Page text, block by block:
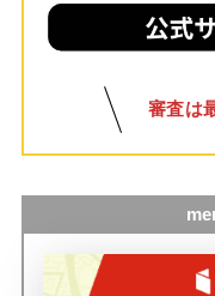
審査は